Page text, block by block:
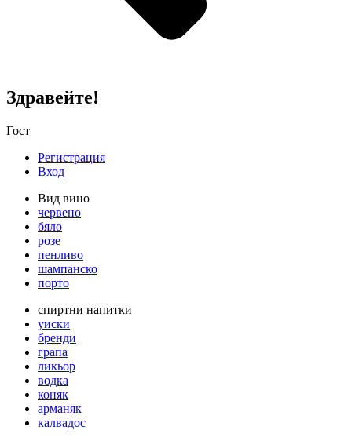
Здравейте!
Гост
Регистрация
Вход
Вид вино
червено
бяло
розе
пенливо
шампанско
порто
спиртни напитки
уиски
бренди
грапа
ликьор
водка
коняк
арманяк
калвадос